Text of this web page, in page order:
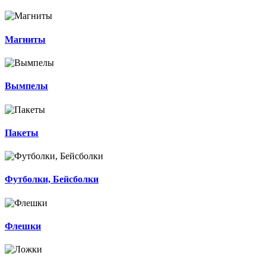
Магниты
Вымпелы
Пакеты
Футболки, Бейсболки
Флешки